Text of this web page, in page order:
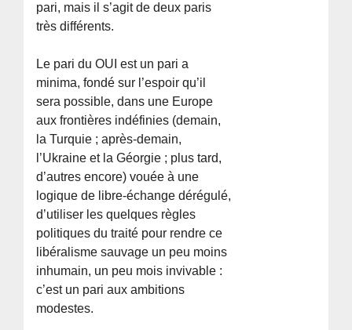
pari, mais il s’agit de deux paris
très différents.
Le pari du OUI est un pari a
minima, fondé sur l’espoir qu’il
sera possible, dans une Europe
aux frontières indéfinies (demain,
la Turquie ; après-demain,
l’Ukraine et la Géorgie ; plus tard,
d’autres encore) vouée à une
logique de libre-échange dérégulé,
d’utiliser les quelques règles
politiques du traité pour rendre ce
libéralisme sauvage un peu moins
inhumain, un peu mois invivable :
c’est un pari aux ambitions
modestes.